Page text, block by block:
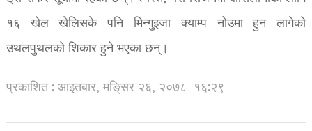
१६ खेल खेलिसके पनि मिन्गुइजा क्याम्प नोउमा हुन लागेको
उथलपुथलको शिकार हुने भएका छन्।
प्रकाशित : आइतबार, मङि्सर २६, २०७८ १६:२९